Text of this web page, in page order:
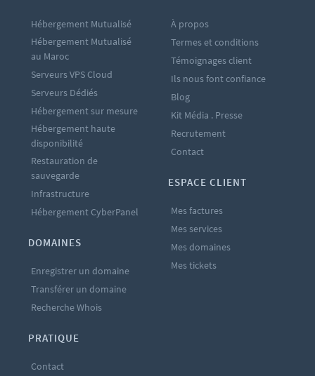
Hébergement Mutualisé
Hébergement Mutualisé
au Maroc
Serveurs VPS Cloud
Serveurs Dédiés
Hébergement sur mesure
Hébergement haute
disponibilité
Restauration de
sauvegarde
Infrastructure
Hébergement CyberPanel
DOMAINES
Enregistrer un domaine
Transférer un domaine
Recherche Whois
À propos
Termes et conditions
Témoignages client
Ils nous font confiance
Blog
Kit Média . Presse
Recrutement
Contact
ESPACE CLIENT
Mes factures
Mes services
Mes domaines
Mes tickets
PRATIQUE
Contact